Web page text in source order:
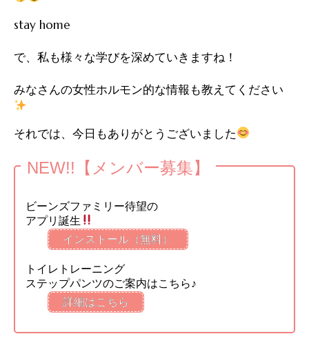
stay home
で、私も様々な学びを深めていきますね！
みなさんの女性ホルモン的な情報も教えてください
それでは、今日もありがとうございました
NEW!!【メンバー募集】
ビーンズファミリー待望の
アプリ誕生
インストール（無料）
トイレトレーニング
ステップパンツのご案内はこちら♪
詳細はこちら